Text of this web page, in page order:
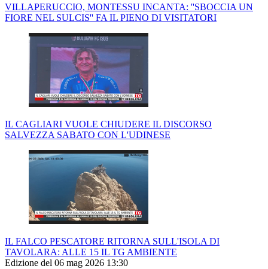
VILLAPERUCCIO, MONTESSU INCANTA: ''SBOCCIA UN
FIORE NEL SULCIS'' FA IL PIENO DI VISITATORI
IL CAGLIARI VUOLE CHIUDERE IL DISCORSO
SALVEZZA SABATO CON L'UDINESE
IL FALCO PESCATORE RITORNA SULL'ISOLA DI
TAVOLARA: ALLE 15 IL TG AMBIENTE
Edizione del 06 mag 2026 13:30